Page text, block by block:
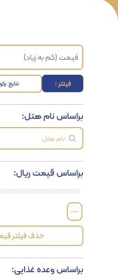
فیلتر : نتایج :
براساس نام هتل:
براساس قیمت ریال:
—
حذف فیلتر
براساس وعده غذایی: